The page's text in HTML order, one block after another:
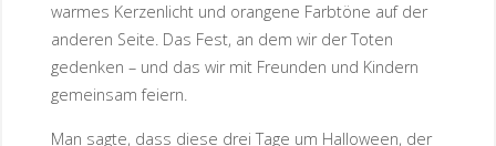
warmes Kerzenlicht und orangene Farbtöne auf der
anderen Seite. Das Fest, an dem wir der Toten
gedenken – und das wir mit Freunden und Kindern
gemeinsam feiern.
Man sagte, dass diese drei Tage um Halloween, der